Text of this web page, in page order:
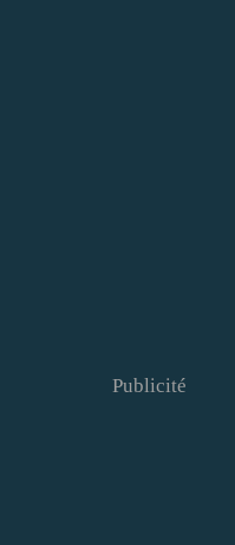
Publicité